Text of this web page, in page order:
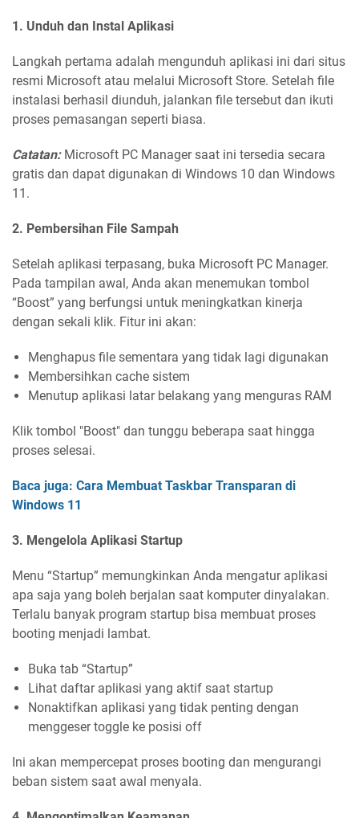
1. Unduh dan Instal Aplikasi
Langkah pertama adalah mengunduh aplikasi ini dari situs
resmi Microsoft atau melalui Microsoft Store. Setelah file
instalasi berhasil diunduh, jalankan file tersebut dan ikuti
proses pemasangan seperti biasa.
Catatan:Microsoft PC Manager saat ini tersedia secara
gratis dan dapat digunakan di Windows 10 dan Windows
11.
2. Pembersihan File Sampah
Setelah aplikasi terpasang, buka Microsoft PC Manager.
Pada tampilan awal, Anda akan menemukan tombol
“Boost” yang berfungsi untuk meningkatkan kinerja
dengan sekali klik. Fitur ini akan:
Menghapus file sementara yang tidak lagi digunakan
Membersihkan cache sistem
Menutup aplikasi latar belakang yang menguras RAM
Klik tombol "Boost" dan tunggu beberapa saat hingga
proses selesai.
Baca juga: Cara Membuat Taskbar Transparan di
Windows 11
3. Mengelola Aplikasi Startup
Menu “Startup” memungkinkan Anda mengatur aplikasi
apa saja yang boleh berjalan saat komputer dinyalakan.
Terlalu banyak program startup bisa membuat proses
booting menjadi lambat.
Buka tab “Startup”
Lihat daftar aplikasi yang aktif saat startup
Nonaktifkan aplikasi yang tidak penting dengan
menggeser toggle ke posisi off
Ini akan mempercepat proses booting dan mengurangi
beban sistem saat awal menyala.